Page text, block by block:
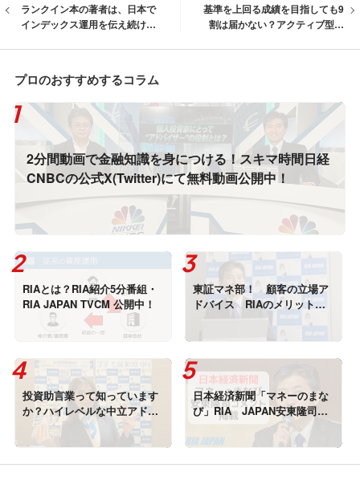
ランクイン本の著者は、日本で
インデックス運用を伝え続けて
資助言業経営者
基準を上回る成績を目指しても9
割は届かない？アクティブ型運
なかった資産運用
プロのおすすめするコラム
2分間動画で金融知識を身につける！スキマ時間日経
CNBCの公式X(Twitter)にて無料動画公開中！
RIAとは？RIA紹介5分番組・
RIA JAPAN TVCM 公開中！
東証マネ部！ 顧客の立場ア
ドバイス RIAのメリット
安東隆司インタビュー記事掲
投資助言業って知っています
か？ハイレベルな中立アドバ
イザー書いた本がランクイ
ン！
日本経済新聞「マネーのまな
び」RIA JAPAN安東隆司が
コメント掲載！